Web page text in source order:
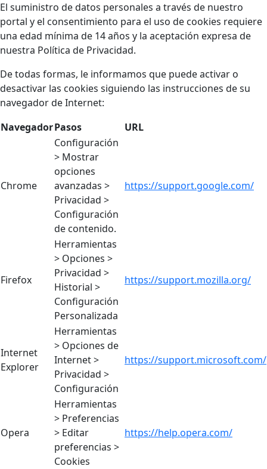
El suministro de datos personales a través de nuestro
portal y el consentimiento para el uso de cookies requiere
una edad mínima de 14 años y la aceptación expresa de
nuestra Política de Privacidad.
De todas formas, le informamos que puede activar o
desactivar las cookies siguiendo las instrucciones de su
navegador de Internet:
NavegadorPasos URL
Chrome
Configuración
> Mostrar
opciones
avanzadas >
Privacidad >
Configuración
de contenido.
https://support.google.com/
Firefox
Herramientas
> Opciones >
Privacidad >
Historial >
Configuración
Personalizada
https://support.mozilla.org/
Internet
Explorer
Herramientas
> Opciones de
Internet >
Privacidad >
Configuración
https://support.microsoft.com/
Opera
Herramientas
> Preferencias
> Editar
preferencias >
Cookies
https://help.opera.com/